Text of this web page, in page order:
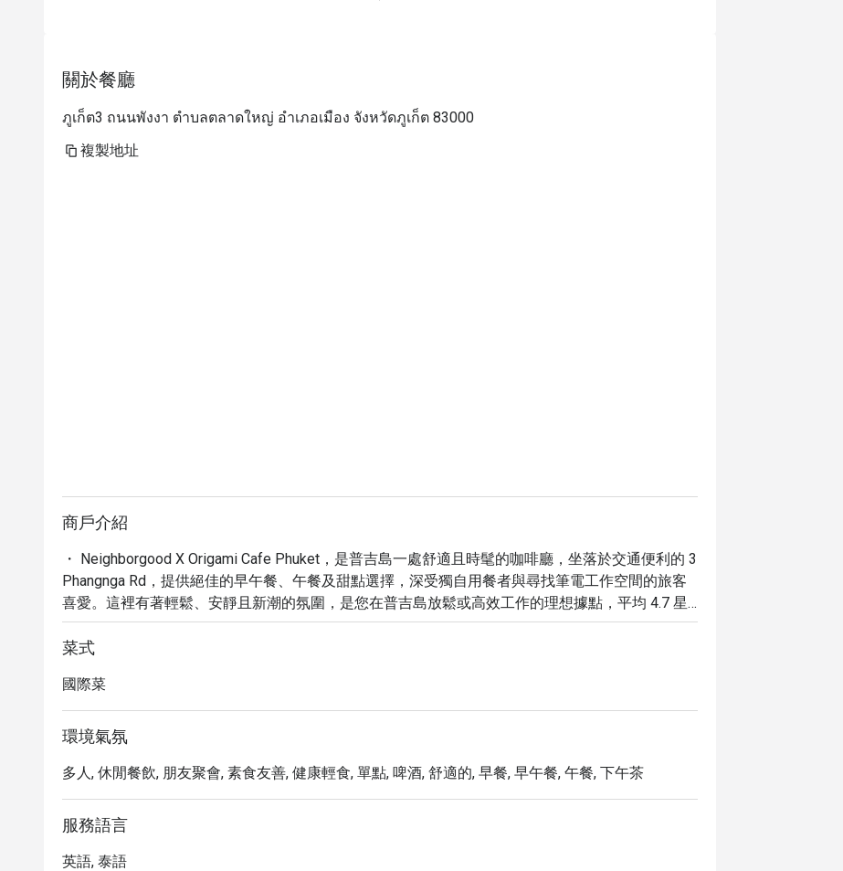
關於餐廳
ภูเก็ต3 ถนนพังงา ตำบลตลาดใหญ่ อำเภอเมือง จังหวัดภูเก็ต 83000
複製地址
商戶介紹
・ Neighborgood X Origami Cafe Phuket，是普吉島一處舒適且時髦的咖啡廳，坐落於交通便利的 3
Phangnga Rd，提供絕佳的早午餐、午餐及甜點選擇，深受獨自用餐者與尋找筆電工作空間的旅客
喜愛。這裡有著輕鬆、安靜且新潮的氛圍，是您在普吉島放鬆或高效工作的理想據點，平均 4.7 星
的高評價，證明了其出色的品質與服務。
・ 探索我們精心製作的咖啡、美味的餐點，以及令人垂涎的甜點，每一項都承諾帶來獨特的味蕾體
的餐飲享受。
・ 立即透過 Eatigo 預訂，享用高達 5 折的獨家優惠，讓您的普吉島美食之旅更加物超所值。
菜式
國際菜
環境氣氛
多人, 休閒餐飲, 朋友聚會, 素食友善, 健康輕食, 單點, 啤酒, 舒適的, 早餐, 早午餐, 午餐, 下午茶
服務語言
英語, 泰語